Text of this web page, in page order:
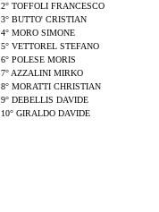
2° TOFFOLI FRANCESCO
3° BUTTO' CRISTIAN
4° MORO SIMONE
5° VETTOREL STEFANO
6° POLESE MORIS
7° AZZALINI MIRKO
8° MORATTI CHRISTIAN
9° DEBELLIS DAVIDE
10° GIRALDO DAVIDE